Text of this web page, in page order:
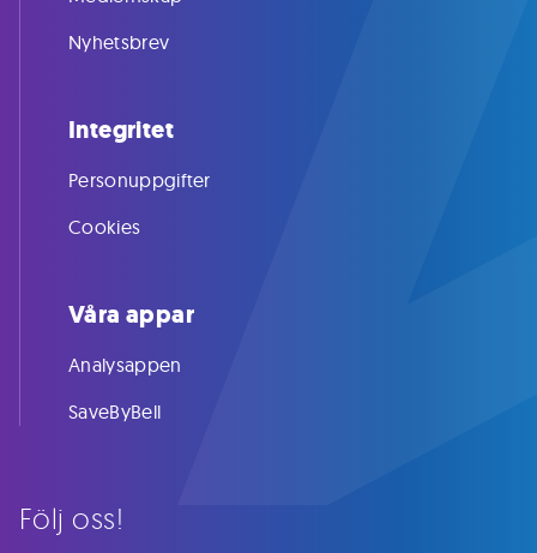
Följ oss!
Nyhetsbrev
Integritet
Personuppgifter
Cookies
Våra appar
Analysappen
SaveByBell